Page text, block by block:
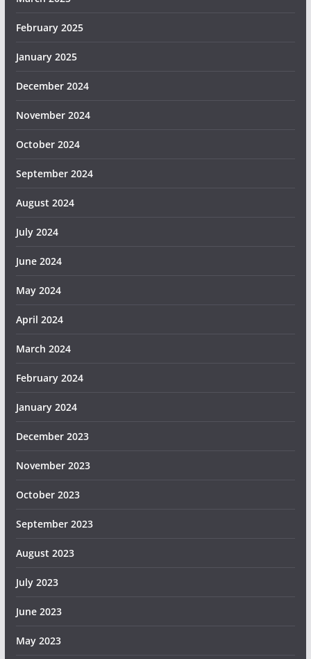
February 2025
January 2025
December 2024
November 2024
October 2024
September 2024
August 2024
July 2024
June 2024
May 2024
April 2024
March 2024
February 2024
January 2024
December 2023
November 2023
October 2023
September 2023
August 2023
July 2023
June 2023
May 2023